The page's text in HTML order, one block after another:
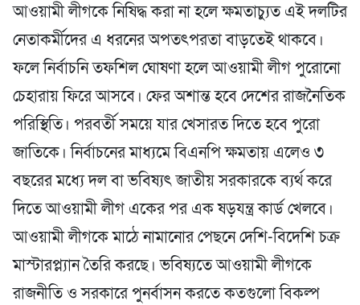
আওয়ামী লীগকে নিষিদ্ধ করা না হলে ক্ষমতাচ্যুত এই দলটির
নেতাকর্মীদের এ ধরনের অপতৎপরতা বাড়তেই থাকবে।
ফলে নির্বাচনি তফশিল ঘোষণা হলে আওয়ামী লীগ পুরোনো
চেহারায় ফিরে আসবে। ফের অশান্ত হবে দেশের রাজনৈতিক
পরিস্থিতি। পরবর্তী সময়ে যার খেসারত দিতে হবে পুরো
জাতিকে। নির্বাচনের মাধ্যমে বিএনপি ক্ষমতায় এলেও ৩
বছরের মধ্যে দল বা ভবিষ্যৎ জাতীয় সরকারকে ব্যর্থ করে
দিতে আওয়ামী লীগ একের পর এক ষড়যন্ত্র কার্ড খেলবে।
আওয়ামী লীগকে মাঠে নামানোর পেছনে দেশি-বিদেশি চক্র
মাস্টারপ্ল্যান তৈরি করছে। ভবিষ্যতে আওয়ামী লীগকে
রাজনীতি ও সরকারে পুনর্বাসন করতে কতগুলো বিকল্প